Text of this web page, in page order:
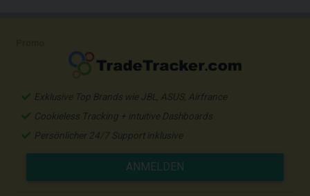
Exklusive Top Brands wie JBL, ASUS, Airfrance
Cookieless Tracking + intuitive Dashboards
Persönlicher 24/7 Support inklusive
ANMELDEN